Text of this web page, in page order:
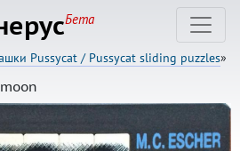
Бета
Pussycat / Pussycat sliding puzzles»